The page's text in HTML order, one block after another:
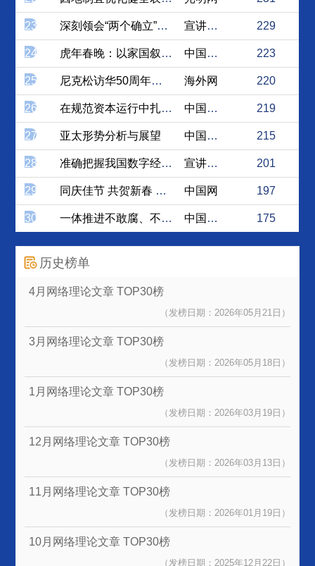
23 深刻领会“两个确立”的决定... 宣讲家网 229
24 虎年春晚：以家国叙事讲好中... 中国社会科学网 223
25 尼克松访华50周年，中美应... 海外网 220
26 在规范资本运行中扎实推动社... 中国社会科学网 219
27 亚太形势分析与展望 中国社会科学网 215
28 准确把握我国数字经济发展的... 宣讲家网 201
29 同庆佳节 共贺新春 以共同... 中国网 197
30 一体推进不敢腐、不能腐、不... 中国理论网 175
历史榜单
4月网络理论文章 TOP30榜
（发榜日期：2026年05月21日）
3月网络理论文章 TOP30榜
（发榜日期：2026年05月18日）
1月网络理论文章 TOP30榜
（发榜日期：2026年03月19日）
12月网络理论文章 TOP30榜
（发榜日期：2026年03月13日）
11月网络理论文章 TOP30榜
（发榜日期：2026年01月19日）
10月网络理论文章 TOP30榜
（发榜日期：2025年12月22日）